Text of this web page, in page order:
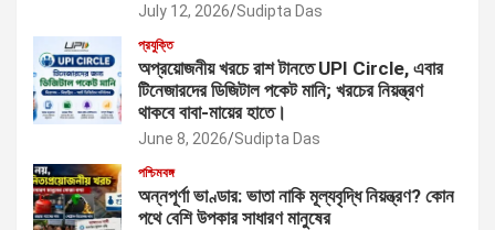
July 12, 2026 Sudipta Das
প্রযুক্তি
অপ্রয়োজনীয় খরচে রাশ টানতে UPI Circle, এবার
টিনেজারদের ডিজিটাল পকেট মানি; খরচের নিয়ন্ত্রণ
থাকবে বাবা-মায়ের হাতে।
June 8, 2026 Sudipta Das
পশ্চিমবঙ্গ
অন্নপূর্ণা ভাণ্ডার: ভাতা নাকি মূল্যবৃদ্ধি নিয়ন্ত্রণ? কোন
পথে বেশি উপকার সাধারণ মানুষের